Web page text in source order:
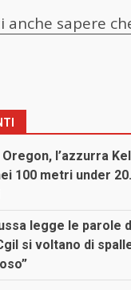
anche sapere
l’azzurra
100 metri under
legge le parole
si voltano di